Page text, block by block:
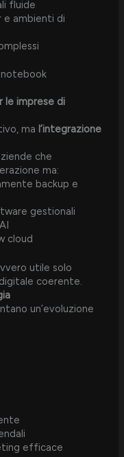
fluide
e ambienti di
le imprese di
ma l’integrazione
che
ma:
backup e
gestionali
cloud
utile solo
coerente.
un’evoluzione
efficace